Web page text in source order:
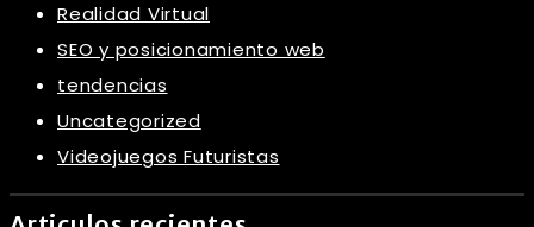
Realidad Virtual
SEO y posicionamiento web
tendencias
Uncategorized
Videojuegos Futuristas